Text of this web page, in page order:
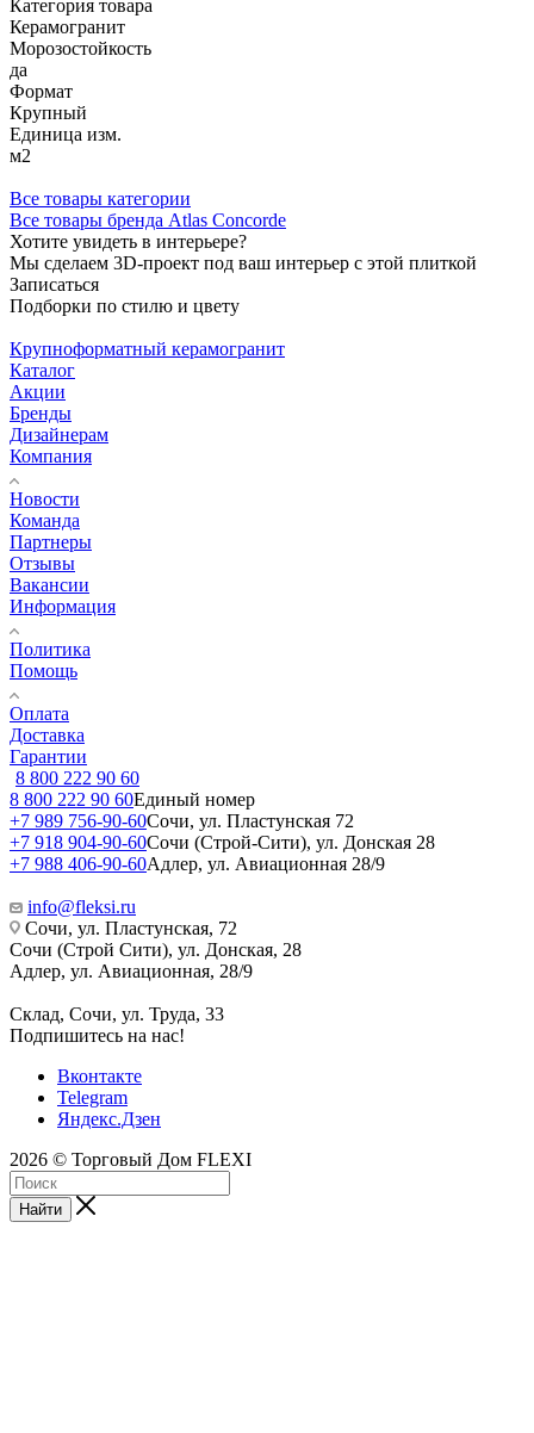
Категория товара
Керамогранит
Морозостойкость
да
Формат
Крупный
Единица изм.
м2
Все товары категории
Все товары бренда Atlas Concorde
Хотите увидеть в интерьере?
Мы сделаем 3D-проект под ваш интерьер с этой плиткой
Записаться
Подборки по стилю и цвету
Крупноформатный керамогранит
Каталог
Акции
Бренды
Дизайнерам
Компания
Новости
Команда
Партнеры
Отзывы
Вакансии
Информация
Политика
Помощь
Оплата
Доставка
Гарантии
8 800 222 90 60
8 800 222 90 60Единый номер
+7 989 756-90-60Сочи, ул. Пластунская 72
+7 918 904-90-60Сочи (Строй-Сити), ул. Донская 28
+7 988 406-90-60Адлер, ул. Авиационная 28/9
info@fleksi.ru
Сочи, ул. Пластунская, 72
Сочи (Строй Сити), ул. Донская, 28
Адлер, ул. Авиационная, 28/9
Склад, Сочи, ул. Труда, 33
Подпишитесь на нас!
Вконтакте
Telegram
Яндекс.Дзен
2026 © Торговый Дом FLEXI
Найти